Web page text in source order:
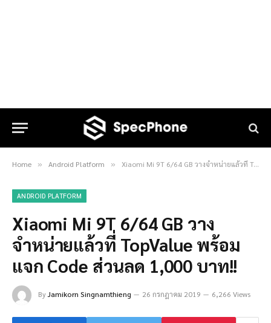
Home » Android Platform » Xiaomi Mi 9T 6/64 GB วางจำหน่ายแล้วที่ TopValue พร้อมแจก Code ส่วนลด 1,000 บาท!!
ANDROID PLATFORM
Xiaomi Mi 9T 6/64 GB วาง
จำหน่ายแล้วที่ TopValue พร้อม
แจก Code ส่วนลด 1,000 บาท!!
ByJamikorn Singnamthieng 26 กรกฎาคม 2019 6,266 Views